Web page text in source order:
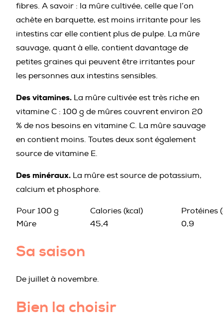
fibres. A savoir : la mûre cultivée, celle que l’on
achète en barquette, est moins irritante pour les
intestins car elle contient plus de pulpe. La mûre
sauvage, quant à elle, contient davantage de
petites graines qui peuvent être irritantes pour
les personnes aux intestins sensibles.
Des vitamines. La mûre cultivée est très riche en
vitamine C : 100 g de mûres couvrent environ 20
% de nos besoins en vitamine C. La mûre sauvage
en contient moins. Toutes deux sont également
source de vitamine E.
Des minéraux. La mûre est source de potassium,
calcium et phosphore.
Pour 100 g Calories (kcal)
Protéines
Mûre
45,4 0,9
Sa saison
De juillet à novembre.
Bien la choisir